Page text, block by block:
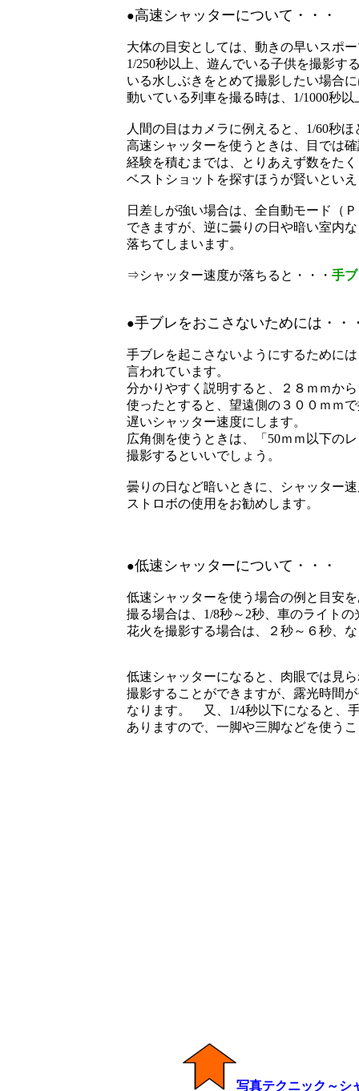
●高速シャッターについて・・・
大体の目安としては、動きの早いスポ
1/250秒以上、遊んでいる子供を撮影す
いる水しぶきをとめて撮影したい場合
動いている列車を撮る時は、1/1000秒以
人間の目はカメラに例えると、1/60秒
高速シャッターを使うときは、目では
経験を積むまでは、とりあえず数をた
ベストショットを探すほうが賢いとい
日差しが強い場合は、全自動モード（
できますが、逆に曇りの日や暗い室内
落ちてしまいます。
⇒シャッター速度が落ちると・・・ 手
●手ブレをおこさないためには・・
手ブレを起こさないようにするために
言われています。
分かりやすく説明すると、２８ｍｍか
使ったとすると、望遠側の３００ｍｍ
遅いシャッター速度にします。
広角側を使うときは、「50ｍｍ以下の
撮影するといいでしょう。
曇りの日など暗いときに、シャッター
ストロボの使用をお勧めします。
●低速シャッターについて・・・
低速シャッターを使う場合の例と目安
撮る場合は、1/8秒～2秒、車のライト
花火を撮影する場合は、２秒～６秒、
低速シャッターになると、肉眼では見
撮影することができますが、露光時間
なります。 又、1/4秒以下になると、
ありますので、一脚や三脚などを使う
写真テクニック～